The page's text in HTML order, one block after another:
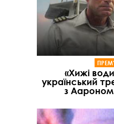
«Хижі
український
з